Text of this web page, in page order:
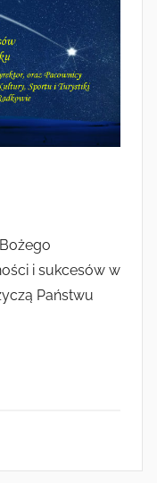
i sukcesów w
Państwu